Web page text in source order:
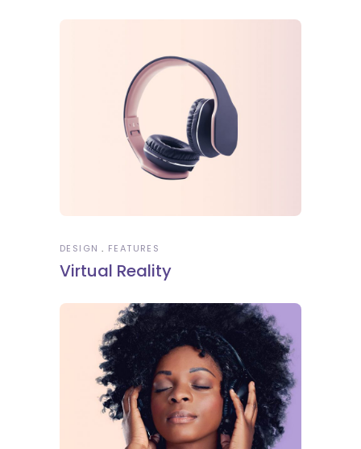
DESIGN FEATURES
Virtual Reality